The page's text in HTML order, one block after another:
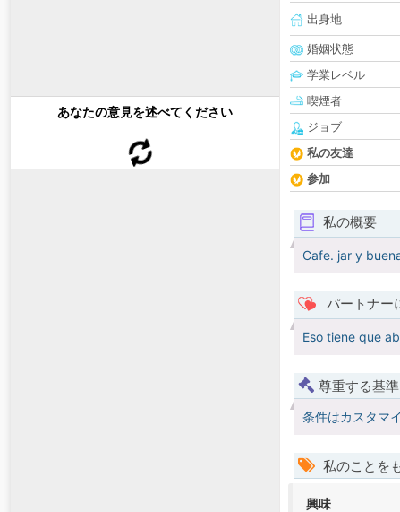
あなたの意見を述べてください
出身地
婚姻状態
学業レベル
喫煙者
ジョブ
私の友達
参加
私の概要
Cafe. jar y
パートナー
Eso tiene que
尊重する基準
条件はカスタマ
私のことを
興味